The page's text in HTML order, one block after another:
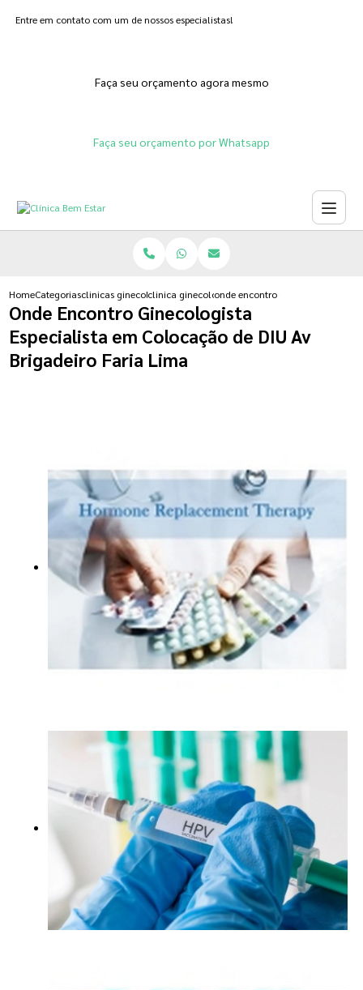
Entre em contato com um de nossos especialistas!
Faça seu orçamento agora mesmo
Faça seu orçamento por Whatsapp
HomeCategoriasclinicas ginecologicasclinica ginecologica para fertilizacao in vitro
onde encontro ginecologista
Onde Encontro Ginecologista
Especialista em Colocação de DIU Av
Brigadeiro Faria Lima